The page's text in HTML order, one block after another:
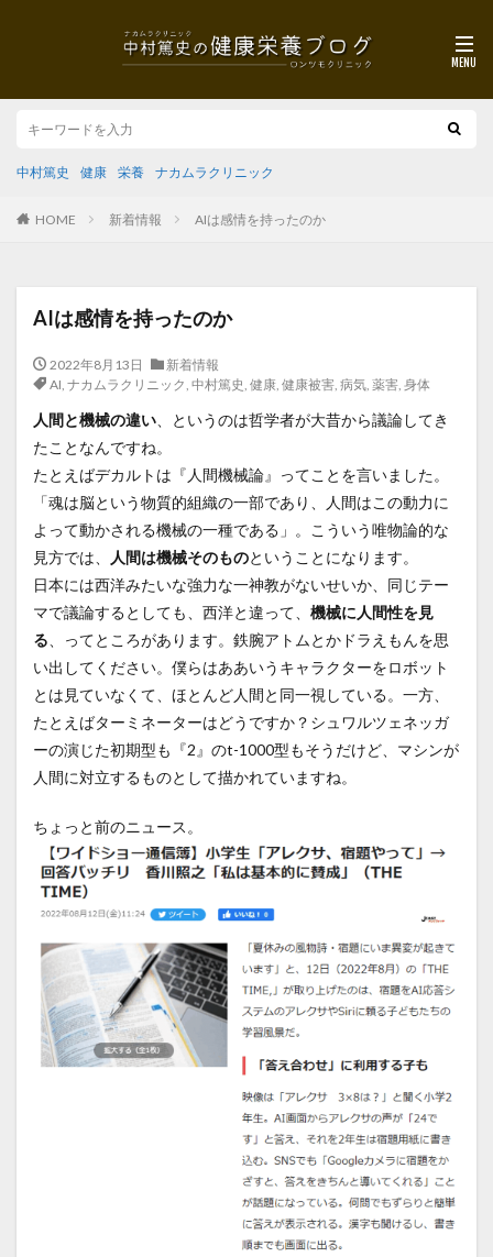
中村篤史 健康 栄養 ナカムラクリニック
HOME 新着情報 AIは感情を持ったのか
AIは感情を持ったのか
2022年8月13日
新着情報
AI, ナカムラクリニック, 中村篤史, 健康, 健康被害, 病気, 薬害, 身体
人間と機械の違い 、というのは哲学者が大昔から議論してき
たことなんですね。
たとえばデカルトは『人間機械論』ってことを言いました。
「魂は脳という物質的組織の一部であり、人間はこの動力に
よって動かされる機械の一種である」。こういう唯物論的な
見方では、
人間は機械そのものということになります。
日本には西洋みたいな強力な一神教がないせいか、同じテー
マで議論するとしても、西洋と違って、 機械に人間性を見
る 、ってところがあります。鉄腕アトムとかドラえもんを思
い出してください。僕らはああいうキャラクターをロボット
とは見ていなくて、ほとんど人間と同一視している。一方、
たとえばターミネーターはどうですか？シュワルツェネッガ
ーの演じた初期型も『2』のt-1000型もそうだけど、マシンが
人間に対立するものとして描かれていますね。
ちょっと前のニュース。